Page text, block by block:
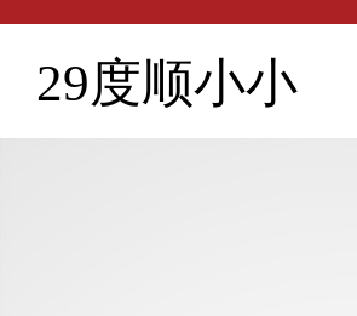
29度顺小小